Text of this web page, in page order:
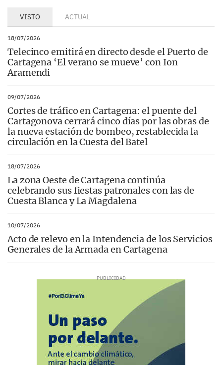
VISTO ACTUAL
18/07/2026
Telecinco emitirá en directo desde el Puerto de
Cartagena ‘El verano se mueve’ con Ion
Aramendi
09/07/2026
Cortes de tráfico en Cartagena: el puente del
Cartagonova cerrará cinco días por las obras de
la nueva estación de bombeo, restablecida la
circulación en la Cuesta del Batel
18/07/2026
La zona Oeste de Cartagena continúa
celebrando sus fiestas patronales con las de
Cuesta Blanca y La Magdalena
10/07/2026
Acto de relevo en la Intendencia de los Servicios
Generales de la Armada en Cartagena